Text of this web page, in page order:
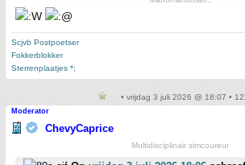
Scjvb Postpoetser
Fokkerblokker
Sterrenplaatjes *;
• vrijdag 3 juli 2026 @ 18:07 •
Moderator
ChevyCaprice
Multidisciplinair simcoureur